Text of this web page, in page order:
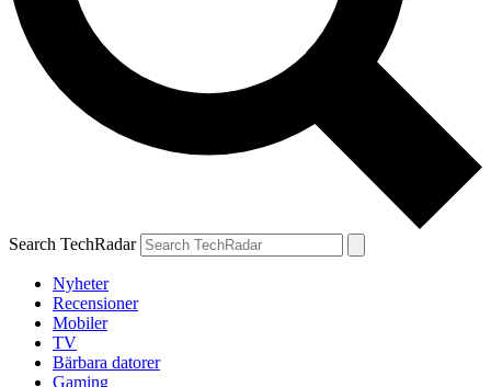
Search TechRadar
Nyheter
Recensioner
Mobiler
TV
Bärbara datorer
Gaming